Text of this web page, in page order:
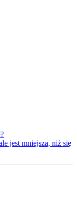
jest mniejsza, niż się